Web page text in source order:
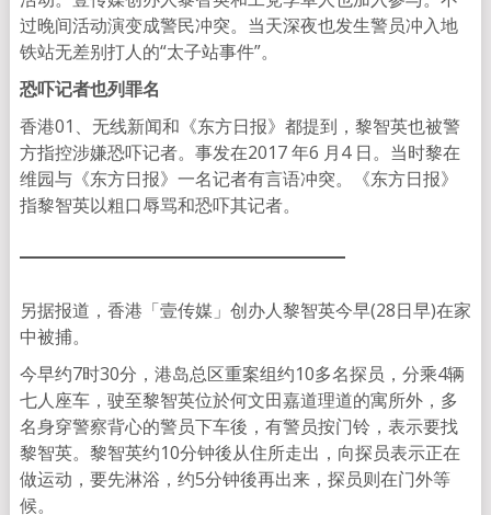
过晚间活动演变成警民冲突。当天深夜也发生警员冲入地
铁站无差别打人的“太子站事件”。
恐吓记者也列罪名
香港01、无线新闻和《东方日报》都提到，黎智英也被警
方指控涉嫌恐吓记者。事发在2017 年6 月4 日。当时黎在
维园与《东方日报》一名记者有言语冲突。《东方日报》
指黎智英以粗口辱骂和恐吓其记者。
另据报道，香港「壹传媒」创办人黎智英今早(28日早)在家
中被捕。
今早约7时30分，港岛总区重案组约10多名探员，分乘4辆
七人座车，驶至黎智英位於何文田嘉道理道的寓所外，多
名身穿警察背心的警员下车後，有警员按门铃，表示要找
黎智英。黎智英约10分钟後从住所走出，向探员表示正在
做运动，要先淋浴，约5分钟後再出来，探员则在门外等
候。